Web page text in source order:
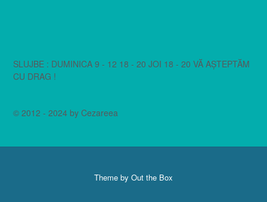
SLUJBE : DUMINICA 9 - 12 18 - 20 JOI 18 - 20 VĂ AȘTEPTĂM
CU DRAG !
© 2012 - 2024 by Cezareea
Theme by Out the Box